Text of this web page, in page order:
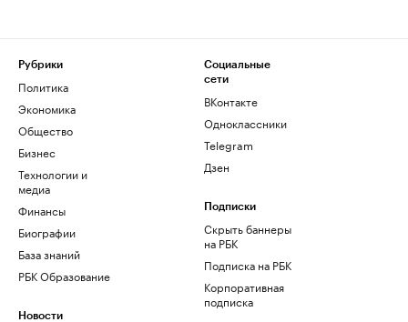
Рубрики
Политика
Экономика
Общество
Бизнес
Технологии и
медиа
Финансы
Биографии
База знаний
РБК Образование
Новости
Социальные
сети
ВКонтакте
Одноклассники
Telegram
Дзен
Подписки
Скрыть баннеры
на РБК
Подписка на РБК
Корпоративная
подписка